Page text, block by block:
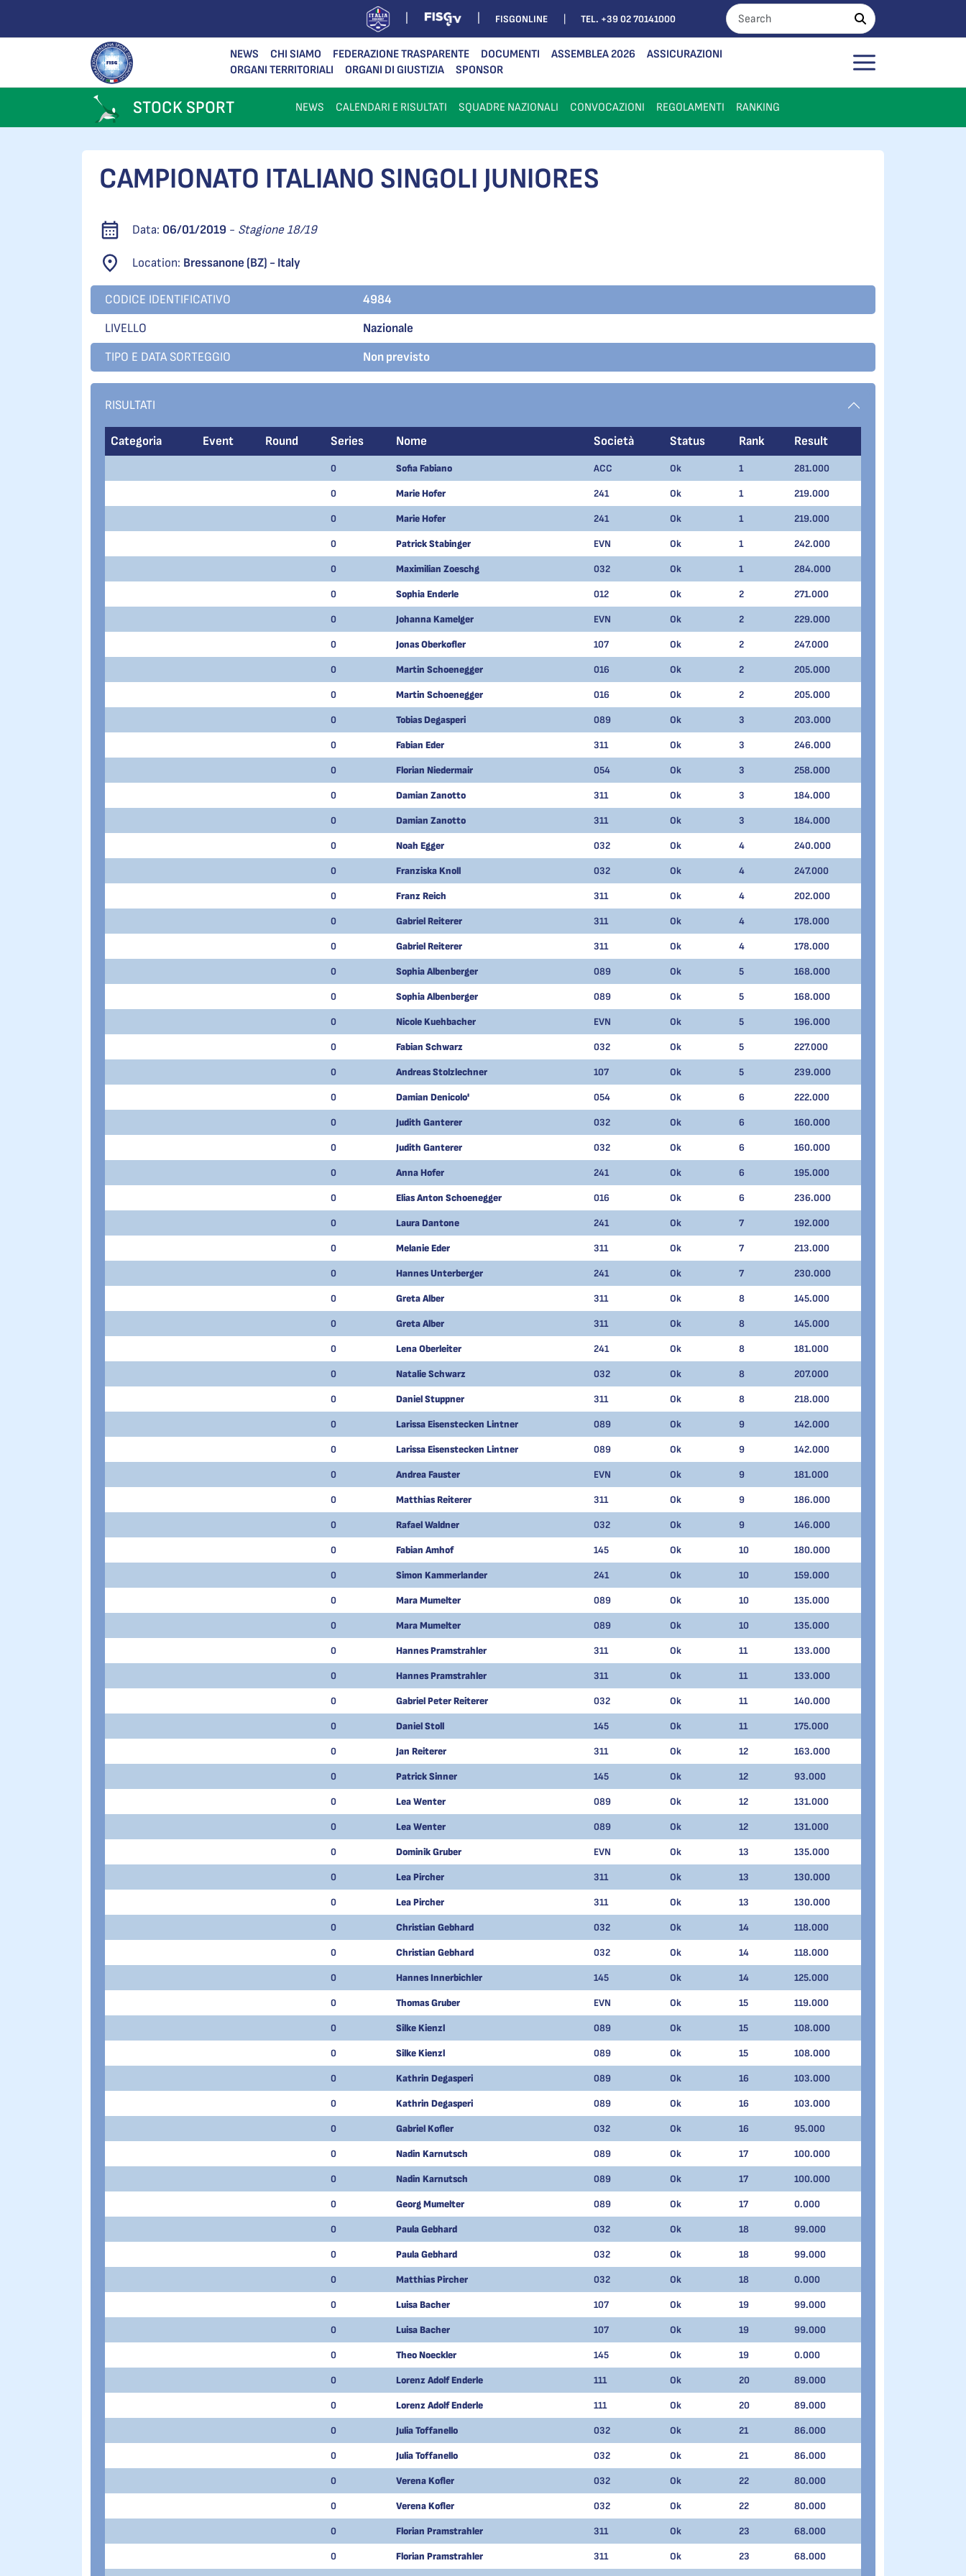
FISGONLINE TEL. +39 02 70141000
NEWS CHI SIAMO FEDERAZIONE TRASPARENTE DOCUMENTI ASSEMBLEA 2026
ASSICURAZIONI
ORGANI TERRITORIALI
ORGANI DI GIUSTIZIA SPONSOR
STOCK SPORT NEWS CALENDARI E RISULTATI SQUADRE NAZIONALI CONVOCAZIONI REGOLAMENTI RANKING
CAMPIONATO ITALIANO SINGOLI JUNIORES
Data: 06/01/2019 - Stagione 18/19
Location: Bressanone (BZ) - Italy
CODICE IDENTIFICATIVO
4984
LIVELLO
Nazionale
TIPO E DATA SORTEGGIO
Non previsto
RISULTATI
Categoria Event Round Series Nome Società Status Rank Result
0 Sofia Fabiano ACC Ok 1 281.000
0 Marie Hofer 241 Ok 1 219.000
0 Marie Hofer 241 Ok 1 219.000
0 Patrick Stabinger EVN Ok 1 242.000
0 Maximilian Zoeschg 032 Ok 1 284.000
0 Sophia Enderle 012 Ok 2 271.000
0 Johanna Kamelger EVN Ok 2 229.000
0 Jonas Oberkofler 107 Ok 2 247.000
0 Martin Schoenegger 016 Ok 2 205.000
0 Martin Schoenegger 016 Ok 2 205.000
0 Tobias Degasperi 089 Ok 3 203.000
0 Fabian Eder 311 Ok 3 246.000
0 Florian Niedermair 054 Ok 3 258.000
0 Damian Zanotto 311 Ok 3 184.000
0 Damian Zanotto 311 Ok 3 184.000
0 Noah Egger 032 Ok 4 240.000
0 Franziska Knoll 032 Ok 4 247.000
0 Franz Reich 311 Ok 4 202.000
0 Gabriel Reiterer 311 Ok 4 178.000
0 Gabriel Reiterer 311 Ok 4 178.000
0 Sophia Albenberger 089 Ok 5 168.000
0 Sophia Albenberger 089 Ok 5 168.000
0 Nicole Kuehbacher EVN Ok 5 196.000
0 Fabian Schwarz 032 Ok 5 227.000
0 Andreas Stolzlechner 107 Ok 5 239.000
0 Damian Denicolo' 054 Ok 6 222.000
0 Judith Ganterer 032 Ok 6 160.000
0 Judith Ganterer 032 Ok 6 160.000
0 Anna Hofer 241 Ok 6 195.000
0 Elias Anton Schoenegger 016 Ok 6 236.000
0 Laura Dantone 241 Ok 7 192.000
0 Melanie Eder 311 Ok 7 213.000
0 Hannes Unterberger 241 Ok 7 230.000
0 Greta Alber 311 Ok 8 145.000
0 Greta Alber 311 Ok 8 145.000
0 Lena Oberleiter 241 Ok 8 181.000
0 Natalie Schwarz 032 Ok 8 207.000
0 Daniel Stuppner 311 Ok 8 218.000
0 Larissa Eisenstecken Lintner 089 Ok 9 142.000
0 Larissa Eisenstecken Lintner 089 Ok 9 142.000
0 Andrea Fauster EVN Ok 9 181.000
0 Matthias Reiterer 311 Ok 9 186.000
0 Rafael Waldner 032 Ok 9 146.000
0 Fabian Amhof 145 Ok 10 180.000
0 Simon Kammerlander 241 Ok 10 159.000
0 Mara Mumelter 089 Ok 10 135.000
0 Mara Mumelter 089 Ok 10 135.000
0 Hannes Pramstrahler 311 Ok 11 133.000
0 Hannes Pramstrahler 311 Ok 11 133.000
0 Gabriel Peter Reiterer 032 Ok 11 140.000
0 Daniel Stoll 145 Ok 11 175.000
0 Jan Reiterer 311 Ok 12 163.000
0 Patrick Sinner 145 Ok 12 93.000
0 Lea Wenter 089 Ok 12 131.000
0 Lea Wenter 089 Ok 12 131.000
0 Dominik Gruber EVN Ok 13 135.000
0 Lea Pircher 311 Ok 13 130.000
0 Lea Pircher 311 Ok 13 130.000
0 Christian Gebhard 032 Ok 14 118.000
0 Christian Gebhard 032 Ok 14 118.000
0 Hannes Innerbichler 145 Ok 14 125.000
0 Thomas Gruber EVN Ok 15 119.000
0 Silke Kienzl 089 Ok 15 108.000
0 Silke Kienzl 089 Ok 15 108.000
0 Kathrin Degasperi 089 Ok 16 103.000
0 Kathrin Degasperi 089 Ok 16 103.000
0 Gabriel Kofler 032 Ok 16 95.000
0 Nadin Karnutsch 089 Ok 17 100.000
0 Nadin Karnutsch 089 Ok 17 100.000
0 Georg Mumelter 089 Ok 17 0.000
0 Paula Gebhard 032 Ok 18 99.000
0 Paula Gebhard 032 Ok 18 99.000
0 Matthias Pircher 032 Ok 18 0.000
0 Luisa Bacher 107 Ok 19 99.000
0 Luisa Bacher 107 Ok 19 99.000
0 Theo Noeckler 145 Ok 19 0.000
0 Lorenz Adolf Enderle 111 Ok 20 89.000
0 Lorenz Adolf Enderle 111 Ok 20 89.000
0 Julia Toffanello 032 Ok 21 86.000
0 Julia Toffanello 032 Ok 21 86.000
0 Verena Kofler 032 Ok 22 80.000
0 Verena Kofler 032 Ok 22 80.000
0 Florian Pramstrahler 311 Ok 23 68.000
0 Florian Pramstrahler 311 Ok 23 68.000